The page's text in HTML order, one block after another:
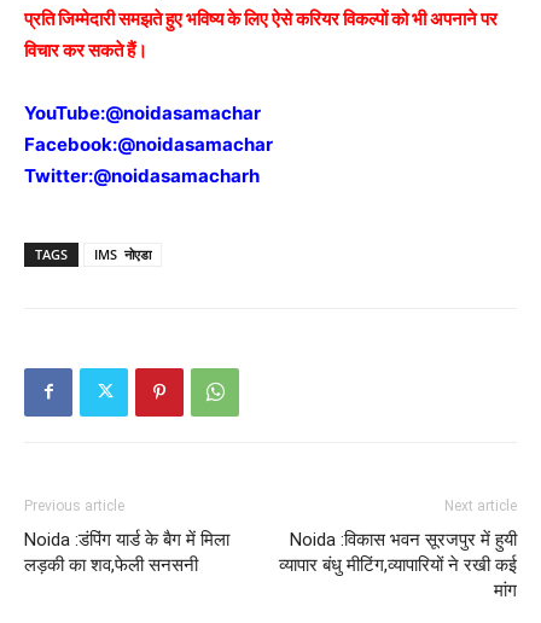
प्रति जिम्मेदारी समझते हुए भविष्य के लिए ऐसे करियर विकल्पों को भी अपनाने पर
विचार कर सकते हैं।
YouTube:@noidasamachar
Facebook:@noidasamachar
Twitter:@noidasamacharh
TAGS IMS नोएडा
Previous article
Noida :डंपिंग यार्ड के बैग में मिला
लड़की का शव,फेली सनसनी
Next article
Noida :विकास भवन सूरजपुर में हुयी
व्यापार बंधु मीटिंग,व्यापारियों ने रखी कई
मांग